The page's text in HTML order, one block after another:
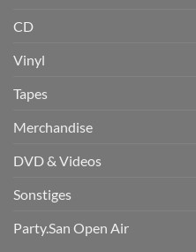
CD
Vinyl
Tapes
Merchandise
DVD & Videos
Sonstiges
Party.San Open Air